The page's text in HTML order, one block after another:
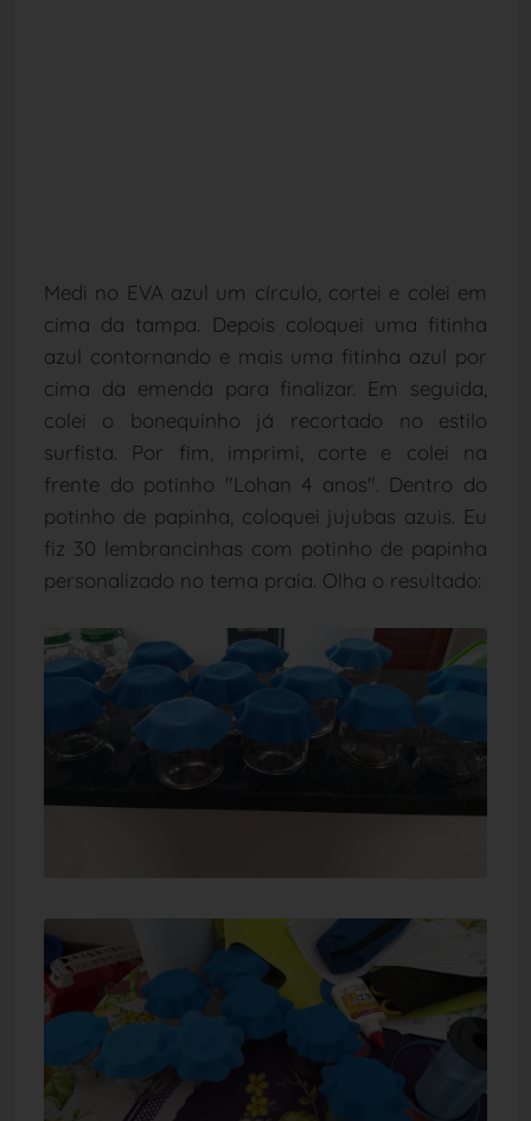
Medi no EVA azul um círculo, cortei e colei em
cima da tampa. Depois coloquei uma fitinha
azul contornando e mais uma fitinha azul por
cima da emenda para finalizar. Em seguida,
colei o bonequinho já recortado no estilo
surfista. Por fim, imprimi, corte e colei na
frente do potinho "Lohan 4 anos". Dentro do
potinho de papinha, coloquei jujubas azuis. Eu
fiz 30 lembrancinhas com potinho de papinha
personalizado no tema praia. Olha o resultado: